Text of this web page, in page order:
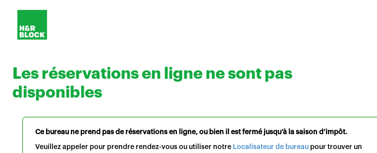
Les réservations en ligne ne sont pas
disponibles
Ce bureau ne prend pas de réservations en ligne, ou bien il est fermé jusqu’à la saison d’impôt.
Veuillez appeler pour prendre rendez-vous ou utiliser notre Localisateur de bureau pour trouver un